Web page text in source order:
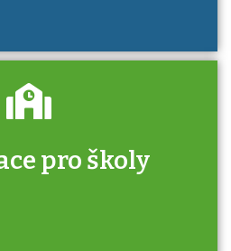
pro školy
ke zkoušce a kde